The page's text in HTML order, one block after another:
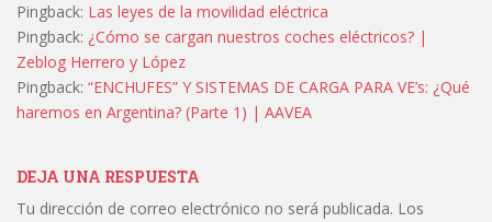
Pingback: Las leyes de la movilidad eléctrica
Pingback: ¿Cómo se cargan nuestros coches eléctricos? |
Zeblog Herrero y López
Pingback: “ENCHUFES” Y SISTEMAS DE CARGA PARA VE’s: ¿Qué
haremos en Argentina? (Parte 1) | AAVEA
DEJA UNA RESPUESTA
Tu dirección de correo electrónico no será publicada. Los